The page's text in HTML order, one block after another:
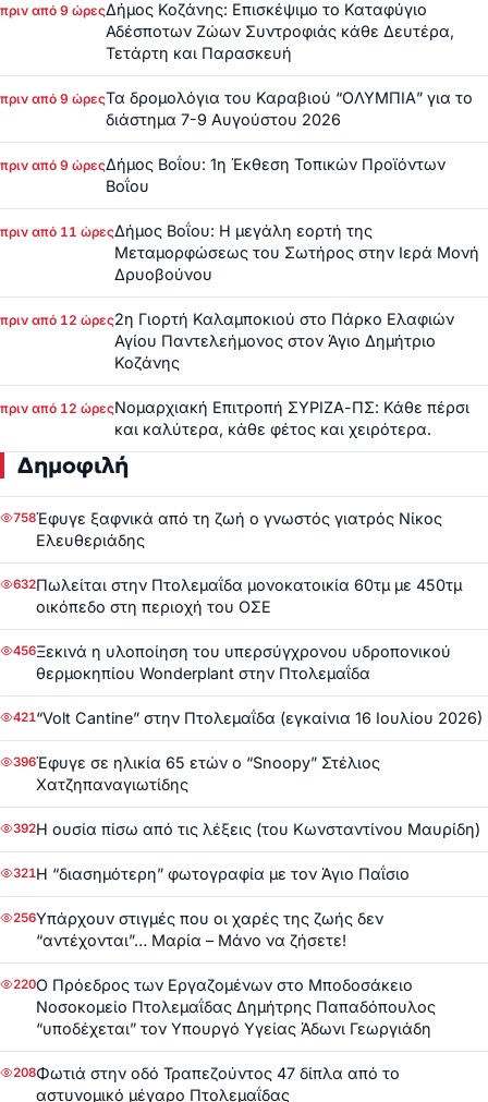
πριν από 9 ώρεςΔήμος Κοζάνης: Επισκέψιμο το Καταφύγιο
Αδέσποτων Ζώων Συντροφιάς κάθε Δευτέρα,
Τετάρτη και Παρασκευή
πριν από 9 ώρεςΤα δρομολόγια του Καραβιού “ΟΛΥΜΠΙΑ” για το
διάστημα 7-9 Αυγούστου 2026
πριν από 9 ώρεςΔήμος Βοΐου: 1η Έκθεση Τοπικών Προϊόντων
Βοΐου
πριν από 11 ώρεςΔήμος Βοΐου: Η μεγάλη εορτή της
Μεταμορφώσεως του Σωτήρος στην Ιερά Μονή
Δρυοβούνου
πριν από 12 ώρες2η Γιορτή Καλαμποκιού στο Πάρκο Ελαφιών
Αγίου Παντελεήμονος στον Άγιο Δημήτριο
Κοζάνης
πριν από 12 ώρεςΝομαρχιακή Επιτροπή ΣΥΡΙΖΑ-ΠΣ: Κάθε πέρσι
και καλύτερα, κάθε φέτος και χειρότερα.
Δημοφιλή
758Έφυγε ξαφνικά από τη ζωή ο γνωστός γιατρός Νίκος
Ελευθεριάδης
632Πωλείται στην Πτολεμαΐδα μονοκατοικία 60τμ με 450τμ
οικόπεδο στη περιοχή του ΟΣΕ
456Ξεκινά η υλοποίηση του υπερσύγχρονου υδροπονικού
θερμοκηπίου Wonderplant στην Πτολεμαΐδα
421“Volt Cantine” στην Πτολεμαΐδα (εγκαίνια 16 Ιουλίου 2026)
396Έφυγε σε ηλικία 65 ετών ο “Snoopy” Στέλιος
Χατζηπαναγιωτίδης
392Η ουσία πίσω από τις λέξεις (του Κωνσταντίνου Μαυρίδη)
321Η “διασημότερη” φωτογραφία με τον Άγιο Παΐσιο
256Υπάρχουν στιγμές που οι χαρές της ζωής δεν
“αντέχονται”… Μαρία – Μάνο να ζήσετε!
220Ο Πρόεδρος των Εργαζομένων στο Μποδοσάκειο
Νοσοκομείο Πτολεμαΐδας Δημήτρης Παπαδόπουλος
“υποδέχεται” τον Υπουργό Υγείας Άδωνι Γεωργιάδη
208Φωτιά στην οδό Τραπεζούντος 47 δίπλα από το
αστυνομικό μέγαρο Πτολεμαΐδας